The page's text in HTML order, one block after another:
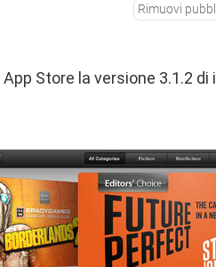
Rimuovi
Store la versione 3.1.2